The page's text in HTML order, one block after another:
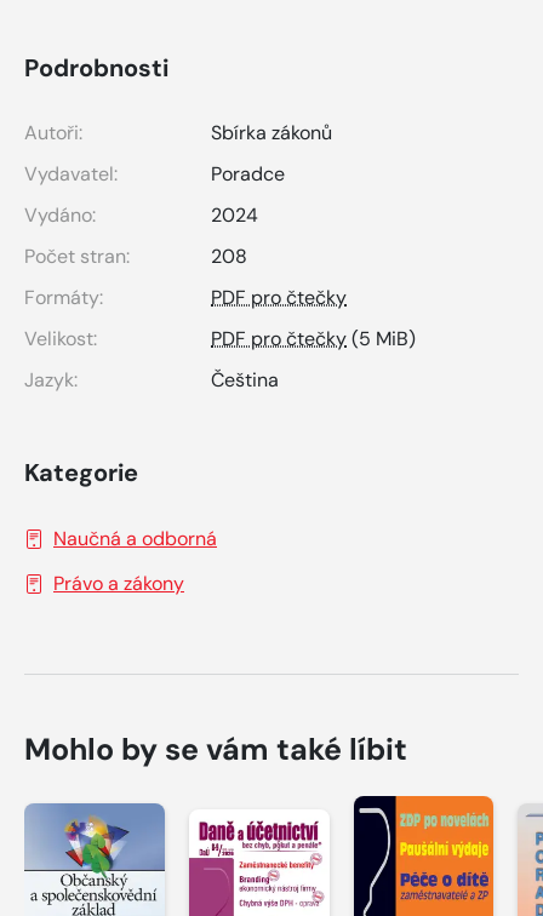
Podrobnosti
Autoři:
Sbírka zákonů
Vydavatel:
Poradce
Vydáno:
2024
Počet stran:
208
Formáty:
PDF pro čtečky
Velikost:
PDF pro čtečky(5 MiB)
Jazyk:
Čeština
Kategorie
Naučná a odborná
Právo a zákony
Mohlo by se vám také líbit